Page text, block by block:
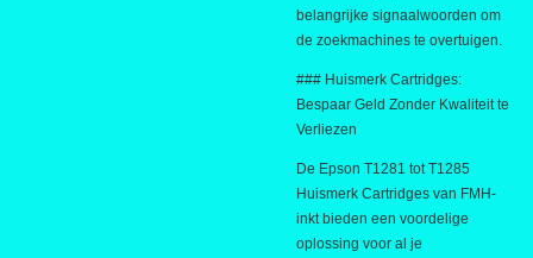
belangrijke signaalwoorden om
de zoekmachines te overtuigen.
### Huismerk Cartridges:
Bespaar Geld Zonder Kwaliteit te
Verliezen
De Epson T1281 tot T1285
Huismerk Cartridges van FMH-
inkt bieden een voordelige
oplossing voor al je